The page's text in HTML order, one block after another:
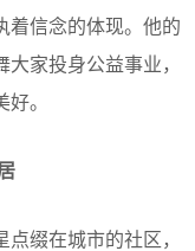
着信念的体现。他的
家投身公益事业，
。
缀在城市的社区，